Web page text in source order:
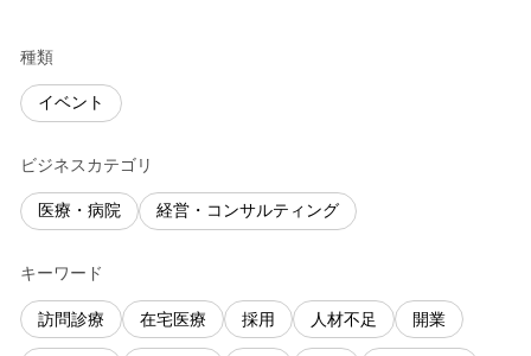
種類
イベント
ビジネスカテゴリ
医療・病院 経営・コンサルティング
キーワード
訪問診療 在宅医療 採用 人材不足 開業